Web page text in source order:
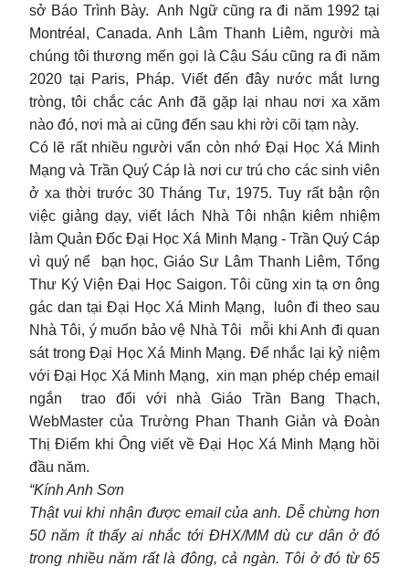
sở Báo Trình Bày. Anh Ngữ cũng ra đi năm 1992 tại
Montréal, Canada. Anh Lâm Thanh Liêm, người mà
chúng tôi thương mến gọi là Cậu Sáu cũng ra đi năm
2020 tại Paris, Pháp. Viết đến đây nước mắt lưng
tròng, tôi chắc các Anh đã gặp lại nhau nơi xa xăm
nào đó, nơi mà ai cũng đến sau khi rời cõi tạm này.
Có lẽ rất nhiều người vẩn còn nhớ Đại Học Xá Minh
Mạng và Trần Quý Cáp là nơi cư trú cho các sinh viên
ở xa thời trước 30 Tháng Tư, 1975. Tuy rất bận rộn
việc giảng dạy, viết lách Nhà Tôi nhận kiêm nhiệm
làm Quản Đốc Đại Học Xá Minh Mạng - Trần Quý Cáp
vì quý nể bạn học, Giáo Sư Lâm Thanh Liêm, Tổng
Thư Ký Viện Đại Học Saigon. Tôi cũng xin tạ ơn ông
gác dan tại Đại Học Xá Minh Mạng, luôn đi theo sau
Nhà Tôi, ý muốn bảo vệ Nhà Tôi mỗi khi Anh đi quan
sát trong Đại Học Xá Minh Mạng. Để nhắc lại kỷ niệm
với Đại Học Xá Minh Mạng, xin mạn phép chép email
ngắn trao đổi với nhà Giáo Trần Bang Thạch,
WebMaster của Trường Phan Thanh Giản và Đoàn
Thị Điểm khi Ông viết về Đại Học Xá Minh Mạng hồi
đầu năm.
“Kính Anh Sơn
Thật vui khi nhận được email của anh. Dễ chừng hơn
50 năm ít thấy ai nhắc tới ĐHX/MM dù cư dân ở đó
trong nhiều năm rất là đông, cả ngàn. Tôi ở đó từ 65